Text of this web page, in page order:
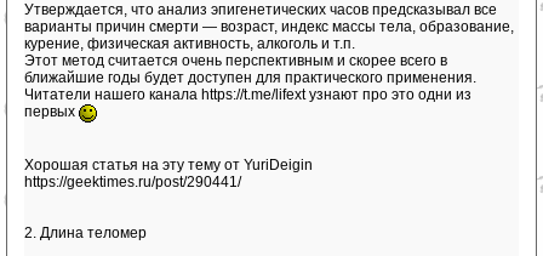
Утверждается, что анализ эпигенетических часов предсказывал все
варианты причин смерти — возраст, индекс массы тела, образование,
курение, физическая активность, алкоголь и т.п.
Этот метод считается очень перспективным и скорее всего в
ближайшие годы будет доступен для практического применения.
Читатели нашего канала https://t.me/lifext узнают про это одни из
первых
Хорошая статья на эту тему от YuriDeigin
https://geektimes.ru/post/290441/
2. Длина теломер